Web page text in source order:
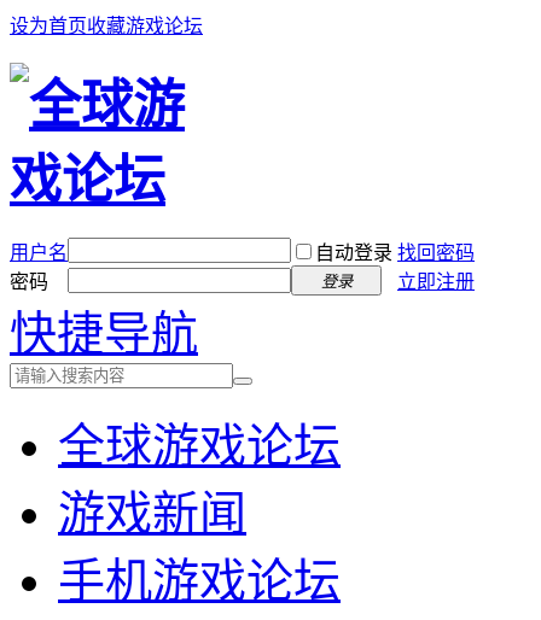
设为首页收藏游戏论坛
用户名 自动登录 找回密码
密码
登录 立即注册
快捷导航
全球游戏论坛
游戏新闻
手机游戏论坛